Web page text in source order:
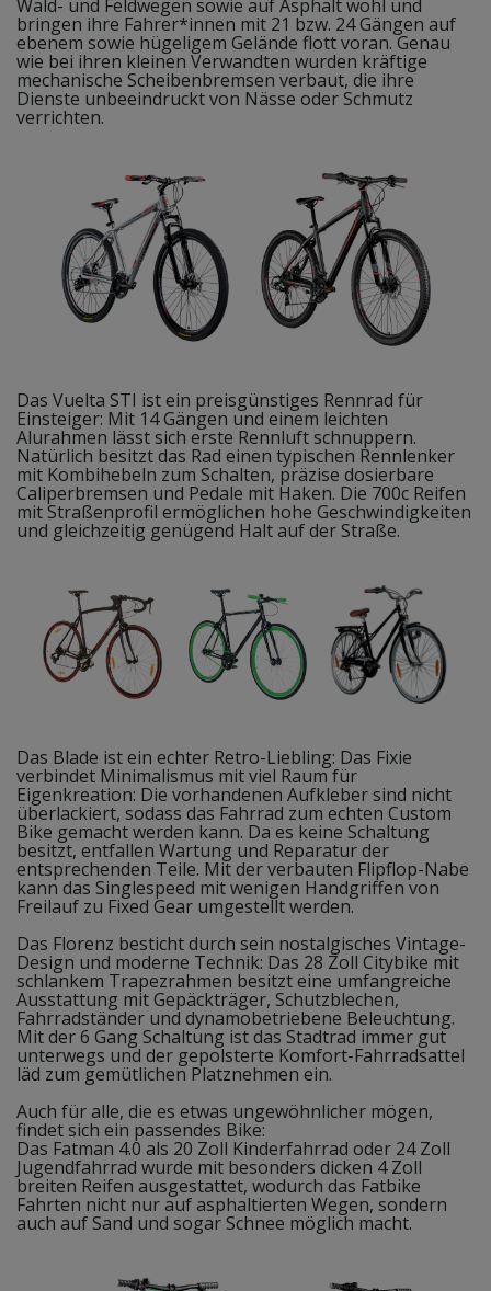
Wald- und Feldwegen sowie auf Asphalt wohl und
bringen ihre Fahrer*innen mit 21 bzw. 24 Gängen auf
ebenem sowie hügeligem Gelände flott voran. Genau
wie bei ihren kleinen Verwandten wurden kräftige
mechanische Scheibenbremsen verbaut, die ihre
Dienste unbeeindruckt von Nässe oder Schmutz
verrichten.
Das Vuelta STI ist ein preisgünstiges Rennrad für
Einsteiger: Mit 14 Gängen und einem leichten
Alurahmen lässt sich erste Rennluft schnuppern.
Natürlich besitzt das Rad einen typischen Rennlenker
mit Kombihebeln zum Schalten, präzise dosierbare
Caliperbremsen und Pedale mit Haken. Die 700c Reifen
mit Straßenprofil ermöglichen hohe Geschwindigkeiten
und gleichzeitig genügend Halt auf der Straße.
Das Blade ist ein echter Retro-Liebling: Das Fixie
verbindet Minimalismus mit viel Raum für
Eigenkreation: Die vorhandenen Aufkleber sind nicht
überlackiert, sodass das Fahrrad zum echten Custom
Bike gemacht werden kann. Da es keine Schaltung
besitzt, entfallen Wartung und Reparatur der
entsprechenden Teile. Mit der verbauten Flipflop-Nabe
kann das Singlespeed mit wenigen Handgriffen von
Freilauf zu Fixed Gear umgestellt werden.
Das Florenz besticht durch sein nostalgisches Vintage-
Design und moderne Technik: Das 28 Zoll Citybike mit
schlankem Trapezrahmen besitzt eine umfangreiche
Ausstattung mit Gepäckträger, Schutzblechen,
Fahrradständer und dynamobetriebene Beleuchtung.
Mit der 6 Gang Schaltung ist das Stadtrad immer gut
unterwegs und der gepolsterte Komfort-Fahrradsattel
läd zum gemütlichen Platznehmen ein.
Auch für alle, die es etwas ungewöhnlicher mögen,
findet sich ein passendes Bike:
Das Fatman 4.0 als 20 Zoll Kinderfahrrad oder 24 Zoll
Jugendfahrrad wurde mit besonders dicken 4 Zoll
breiten Reifen ausgestattet, wodurch das Fatbike
Fahrten nicht nur auf asphaltierten Wegen, sondern
auch auf Sand und sogar Schnee möglich macht.